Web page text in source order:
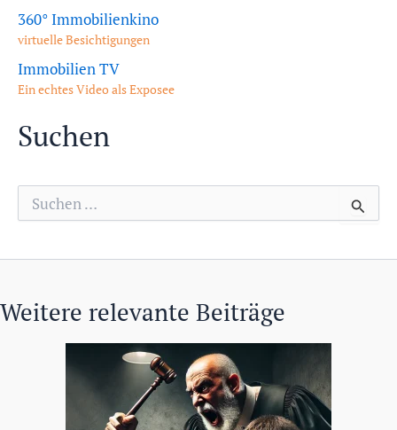
360° Immobilienkino
virtuelle Besichtigungen
Immobilien TV
Ein echtes Video als Exposee
Suchen
e
a
Weitere relevante Beiträge